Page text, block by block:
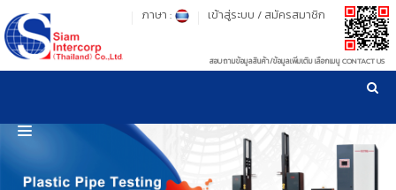
รู้ลึก รู้จริง เรื่องเครื่องมือทดสอบวัสดุ ! ยืน 1 เรื่องมาตรฐานการให้บริการ
เข้าสู่ระบบ / สมัครสมาชิก
ภาษา :
สอบถามข้อมูลสินค้า/ข้อมูลเพิ่มเติม เลือกเมนู CONTACT US
HOME